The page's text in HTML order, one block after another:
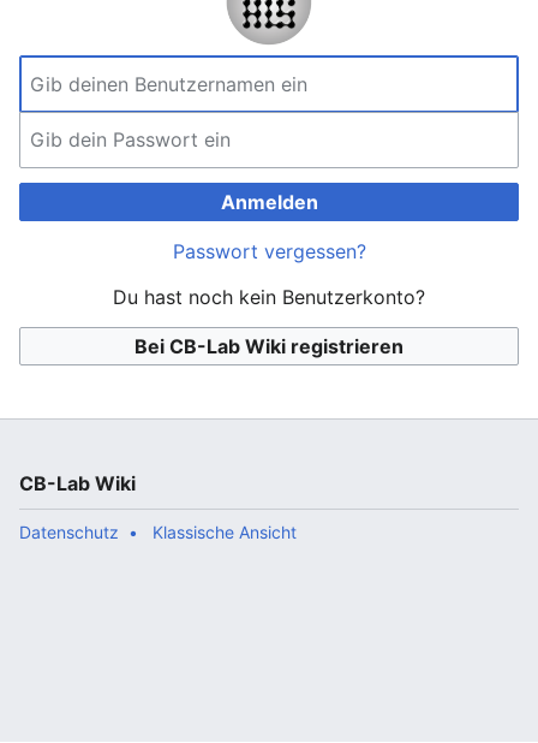
Anmelden
Passwort vergessen?
Du hast noch kein Benutzerkonto?
Bei CB-Lab Wiki registrieren
CB-Lab Wiki
Datenschutz Klassische Ansicht